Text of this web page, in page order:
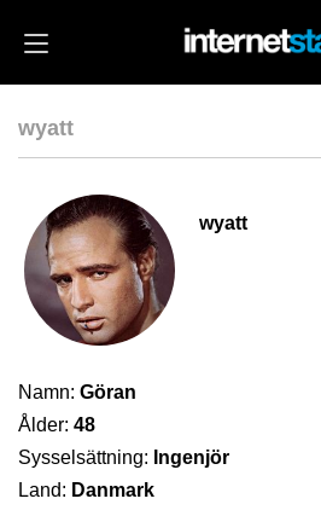
wyatt
wyatt
Namn: Göran
Ålder: 48
Sysselsättning: Ingenjör
Land: Danmark